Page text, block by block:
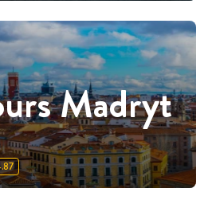
Madryt